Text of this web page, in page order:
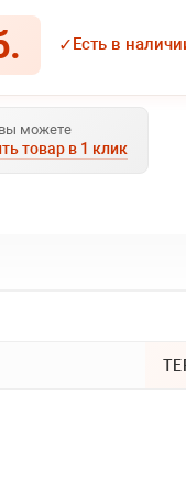
✓Есть в
можете
товар в 1 клик